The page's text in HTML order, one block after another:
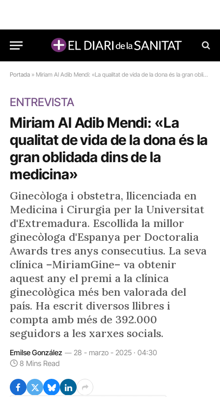
Portada » Miriam Al Adib Mendi: «La qualitat de vida de la dona és la gran oblidada dins de la medicina»
ENTREVISTA
Miriam Al Adib Mendi: «La
qualitat de vida de la dona és la
gran oblidada dins de la
medicina»
Ginecòloga i obstetra, llicenciada en
Medicina i Cirurgia per la Universitat
d'Extremadura. Escollida la millor
ginecòloga d'Espanya per Doctoralia
Awards tres anys consecutius. La seva
clínica –MiriamGine– va obtenir
aquest any el premi a la clínica
ginecològica més ben valorada del
país. Ha escrit diversos llibres i
compta amb més de 392.000
seguidors a les xarxes socials.
Emilse González
28 - marzo - 2025 · 04:30
8 Mins Read